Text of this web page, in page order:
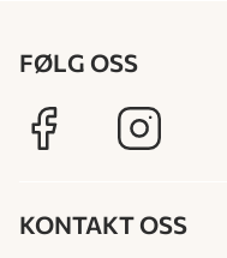
FØLG OSS
KONTAKT OSS